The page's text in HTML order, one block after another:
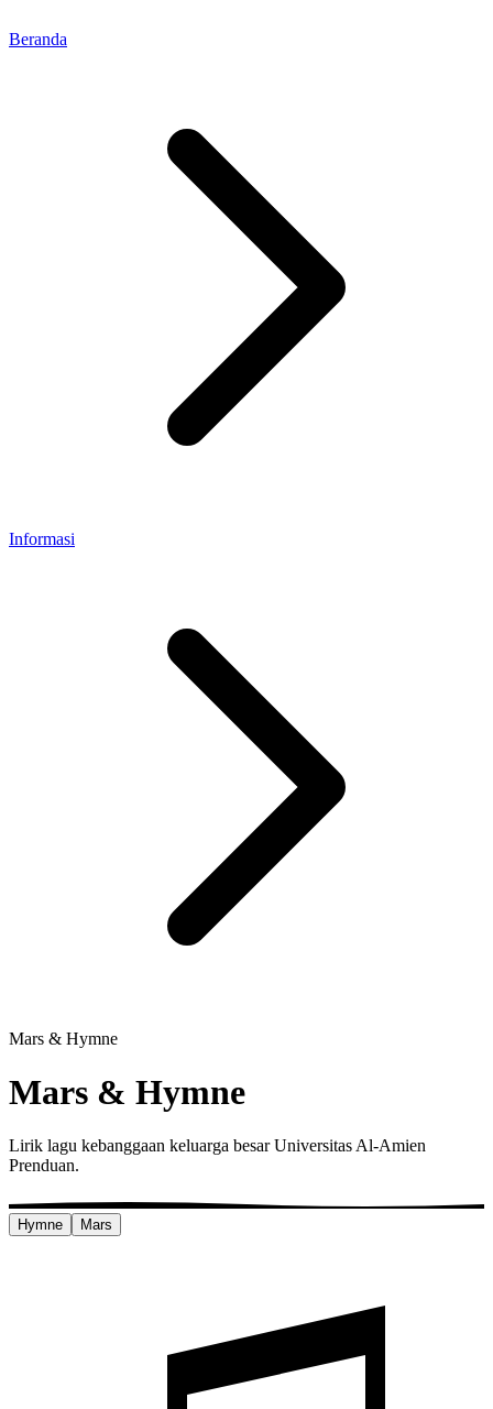
Beranda
Informasi
Mars & Hymne
Mars & Hymne
Lirik lagu kebanggaan keluarga besar Universitas Al-Amien
Prenduan.
Hymne Mars